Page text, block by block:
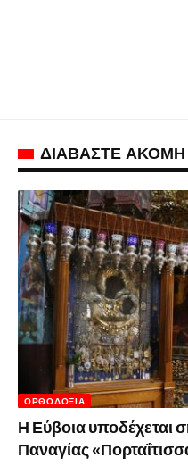
ΔΙΑΒΑΣΤΕ ΑΚΟΜΗ
ΟΡΘΟΔΟΞΊΑ
Η Εύβοια υποδέχεται
Παναγίας